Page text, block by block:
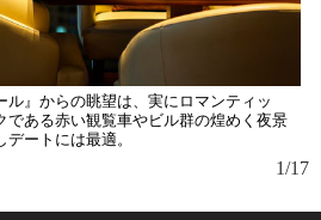
ル』からの眺望は、実にロマンティッ
である赤い観覧車やビル群の煌めく夜景
ートには最適。
1/17